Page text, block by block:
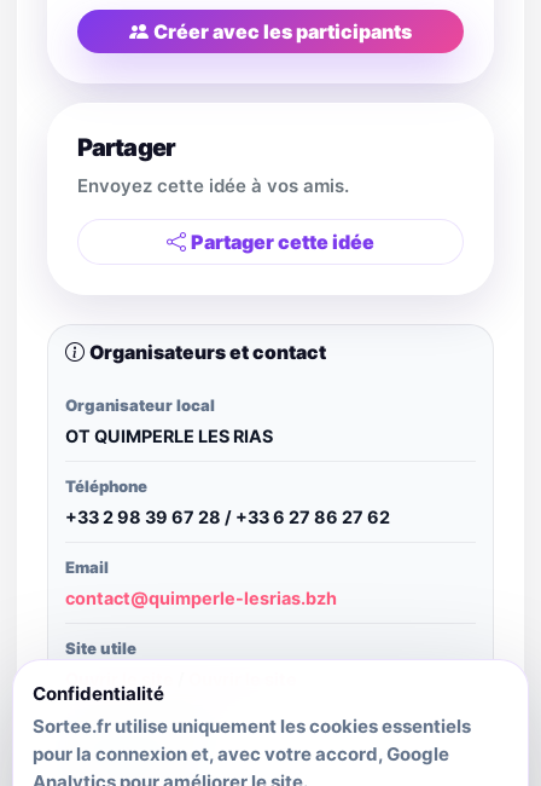
Créer avec les participants
Partager
Envoyez cette idée à vos amis.
Partager cette idée
Organisateurs et contact
Organisateur local
OT QUIMPERLE LES RIAS
Téléphone
+33 2 98 39 67 28 / +33 6 27 86 27 62
Email
contact@quimperle-lesrias.bzh
Site utile
Structure publiante
SIT Bretagne
Confidentialité
Sortee.fr utilise uniquement les cookies essentiels
pour la connexion et, avec votre accord, Google